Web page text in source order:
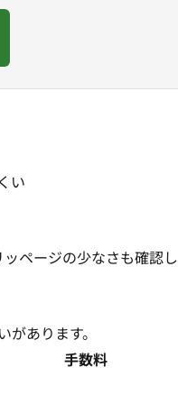
い
ページの少なさも確認
あります。
手数料